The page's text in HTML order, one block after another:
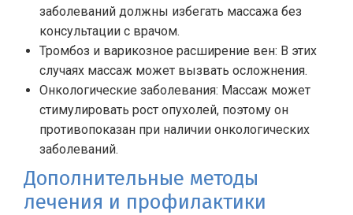
заболеваний должны избегать массажа без
консультации с врачом.
Тромбоз и варикозное расширение вен: В этих
случаях массаж может вызвать осложнения.
Онкологические заболевания: Массаж может
стимулировать рост опухолей, поэтому он
противопоказан при наличии онкологических
заболеваний.
Дополнительные методы
лечения и профилактики